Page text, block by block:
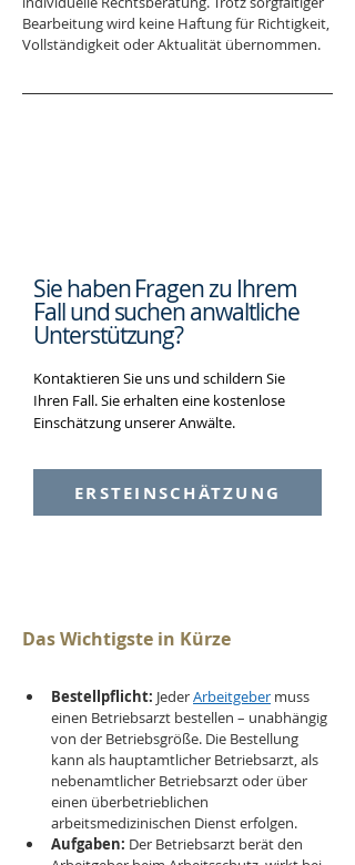
Bearbeitung wird keine Haftung für Richtigkeit,
Vollständigkeit oder Aktualität übernommen.
Sie haben Fragen zu Ihrem
Fall und suchenanwaltliche
Unterstützung?
Kontaktieren Sie uns und schildern Sie
Ihren Fall. Sie erhalten eine kostenlose
Einschätzung unserer Anwälte.
ERSTEINSCHÄTZUNG
Das Wichtigste in Kürze
Bestellpflicht: Jeder Arbeitgeber muss
einen Betriebsarzt bestellen – unabhängig
von der Betriebsgröße. Die Bestellung
kann als hauptamtlicher Betriebsarzt, als
nebenamtlicher Betriebsarzt oder über
einen überbetrieblichen
arbeitsmedizinischen Dienst erfolgen.
Aufgaben: Der Betriebsarzt berät den